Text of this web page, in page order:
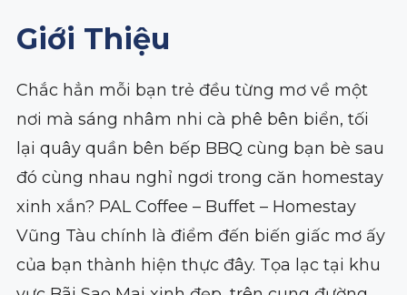
Giới Thiệu
Chắc hẳn mỗi bạn trẻ đều từng mơ về một
nơi mà sáng nhâm nhi cà phê bên biển, tối
lại quây quần bên bếp BBQ cùng bạn bè sau
đó cùng nhau nghỉ ngơi trong căn homestay
xinh xắn? PAL Coffee – Buffet – Homestay
Vũng Tàu chính là điểm đến biến giấc mơ ấy
của bạn thành hiện thực đây. Tọa lạc tại khu